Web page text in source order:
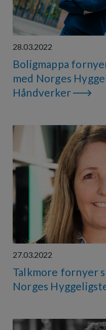
28.03.2022
Boligmappa
med Norges
Håndverker
27.03.2022
Talkmore fornyer
Norges